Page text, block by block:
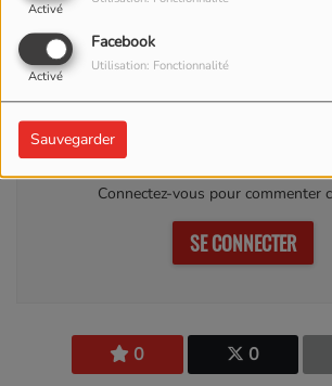
Activé
Facebook
Activé
Utilisation: Fonctionnalité
Sauvegarder
0 0
27 DÉCEMBRE
2024
Commentaires(0)
Connectez-vous pour commenter
SE CONNECTER